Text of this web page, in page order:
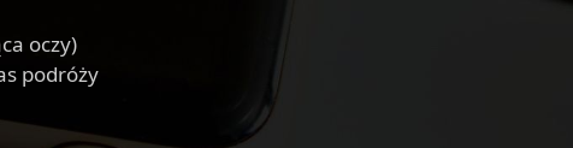
oczy)
podróży